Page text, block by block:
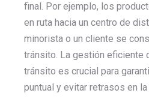
final. Por ejemplo, los
en ruta hacia un centro de
minorista o un cliente se
tránsito. La gestión eficiente
tránsito es crucial para
puntual y evitar retrasos en